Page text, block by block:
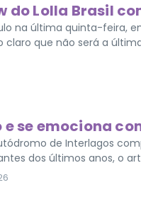
do Lolla Brasil
na última quinta-feira,
claro que não será a
se emociona
de Interlagos
dos últimos anos, o